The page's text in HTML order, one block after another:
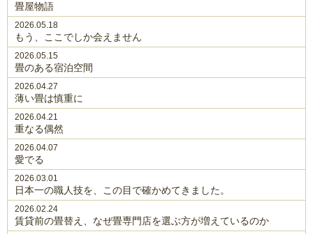
畳屋物語
2026.05.18
もう、ここでしか会えません
2026.05.15
畳のある宿泊空間
2026.04.27
薄い畳は慎重に
2026.04.21
重なる偶然
2026.04.07
愛でる
2026.03.01
日本一の職人技を、この目で確かめてきました。
2026.02.24
賃貸前の畳替え、なぜ畳専門店を選ぶ方が増えているのか